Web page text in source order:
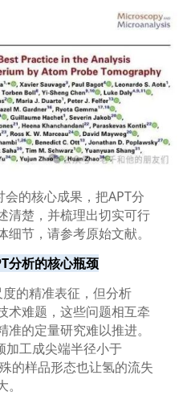
会的核心成果，把APT分
清楚，并梳理出切实可行
节，请参考原始文献。
分析的核心瓶颈
的精准表征，但分析
术难题，这些问题相互牵
的定量研究难以推进。
加工成尖端半径小于
的样品形态也让氢的流失